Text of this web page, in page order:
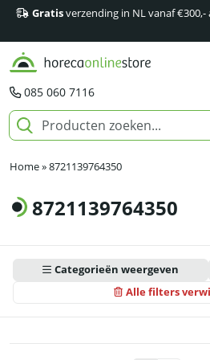
Gratisverzending in NL vanaf €300,-
085 060 7116
Home»8721139764350
8721139764350
Categorieën weergeven
Alle filters